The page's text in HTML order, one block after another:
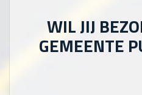
WIL JIJ
GEMEENTE